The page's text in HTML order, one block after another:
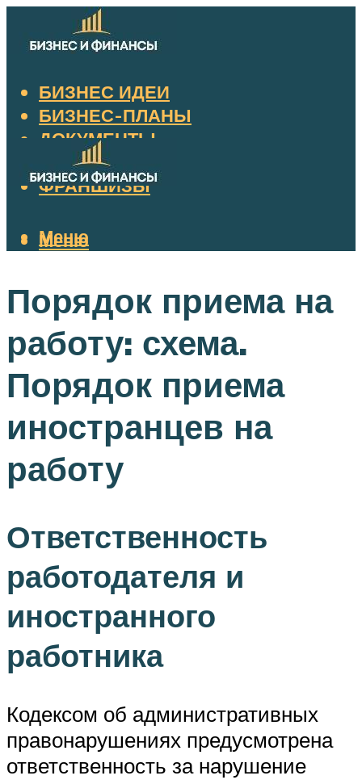
БИЗНЕС ИДЕИ
БИЗНЕС-ПЛАНЫ
ДОКУМЕНТЫ
НАЛОГИ
ФРАНШИЗЫ
Меню
Меню
Порядок приема на
работу: схема.
Порядок приема
иностранцев на
работу
Ответственность
работодателя и
иностранного
работника
Кодексом об административных
правонарушениях предусмотрена
ответственность за нарушение